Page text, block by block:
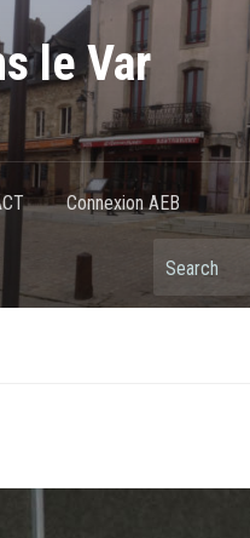
le Var
Connexion AEB